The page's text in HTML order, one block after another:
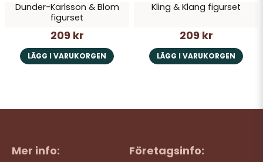
Dunder-Karlsson & Blom
figurset
209 kr
LÄGG I VARUKORGEN
Kling & Klang figurset
209 kr
LÄGG I VARUKORGEN
Mer info: Företagsinfo: